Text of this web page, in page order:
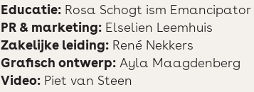
Educatie: Rosa Schogt ism Emancipator
PR & marketing: Elselien Leemhuis
Zakelijke leiding: René Nekkers
Grafisch ontwerp: Ayla Maagdenberg
Video: Piet van Steen